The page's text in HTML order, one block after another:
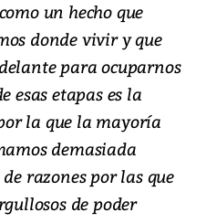
un hecho que
donde vivir y que
para ocuparnos
esas etapas es la
la que la mayoría
demasiada
razones por las que
de poder